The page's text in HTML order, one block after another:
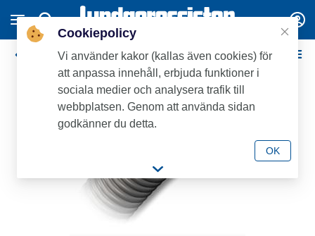
Universal
Cookiepolicy
Vi använder kakor (kallas även cookies) för
att anpassa innehåll, erbjuda funktioner i
sociala medier och analysera trafik till
webbplatsen. Genom att använda sidan
godkänner du detta.
OK